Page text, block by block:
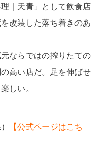
｜天青」として飲食店
改装した落ち着きのあ
ならではの搾りたての
高い店だ。足を伸ばせ
しい。
【公式ページはこち